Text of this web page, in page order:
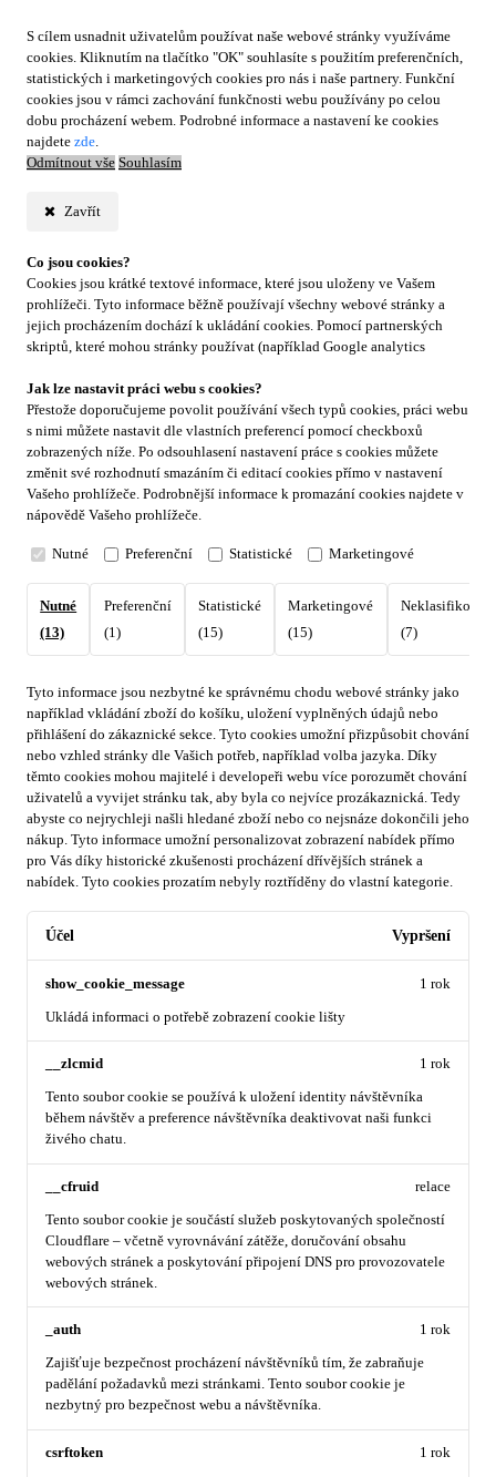
S cílem usnadnit uživatelům používat naše webové stránky využíváme
cookies. Kliknutím na tlačítko "OK" souhlasíte s použitím preferenčních,
statistických i marketingových cookies pro nás i naše partnery. Funkční
cookies jsou v rámci zachování funkčnosti webu používány po celou
dobu procházení webem. Podrobné informace a nastavení ke cookies
najdete zde.
Odmítnout vše Souhlasím
Zavřít
Co jsou cookies?
Cookies jsou krátké textové informace, které jsou uloženy ve Vašem
prohlížeči. Tyto informace běžně používají všechny webové stránky a
jejich procházením dochází k ukládání cookies. Pomocí partnerských
skriptů, které mohou stránky používat (například Google analytics
Jak lze nastavit práci webu s cookies?
Přestože doporučujeme povolit používání všech typů cookies, práci webu
s nimi můžete nastavit dle vlastních preferencí pomocí checkboxů
zobrazených níže. Po odsouhlasení nastavení práce s cookies můžete
změnit své rozhodnutí smazáním či editací cookies přímo v nastavení
Vašeho prohlížeče. Podrobnější informace k promazání cookies najdete v
nápovědě Vašeho prohlížeče.
Nutné Preferenční Statistické Marketingové
Nutné
(13)
Preferenční
(1)
Statistické
(15)
Marketingové
(15)
(7)
Tyto informace jsou nezbytné ke správnému chodu webové stránky jako
například vkládání zboží do košíku, uložení vyplněných údajů nebo
přihlášení do zákaznické sekce. Tyto cookies umožní přizpůsobit chování
nebo vzhled stránky dle Vašich potřeb, například volba jazyka. Díky
těmto cookies mohou majitelé i developeři webu více porozumět chování
uživatelů a vyvijet stránku tak, aby byla co nejvíce prozákaznická. Tedy
abyste co nejrychleji našli hledané zboží nebo co nejsnáze dokončili jeho
nákup. Tyto informace umožní personalizovat zobrazení nabídek přímo
pro Vás díky historické zkušenosti procházení dřívějších stránek a
nabídek. Tyto cookies prozatím nebyly roztříděny do vlastní kategorie.
Účel Vypršení
show_cookie_message
Ukládá informaci o potřebě zobrazení cookie lišty
1 rok
__zlcmid
Tento soubor cookie se používá k uložení identity návštěvníka
během návštěv a preference návštěvníka deaktivovat naši funkci
živého chatu.
1 rok
__cfruid
Tento soubor cookie je součástí služeb poskytovaných společností
Cloudflare – včetně vyrovnávání zátěže, doručování obsahu
webových stránek a poskytování připojení DNS pro provozovatele
webových stránek.
relace
_auth
Zajišťuje bezpečnost procházení návštěvníků tím, že zabraňuje
padělání požadavků mezi stránkami. Tento soubor cookie je
nezbytný pro bezpečnost webu a návštěvníka.
1 rok
csrftoken 1 rok